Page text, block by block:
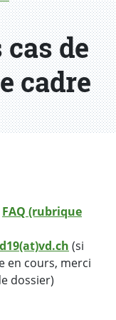
de
cadre
FAQ (rubrique
(si
en cours, merci
dossier)